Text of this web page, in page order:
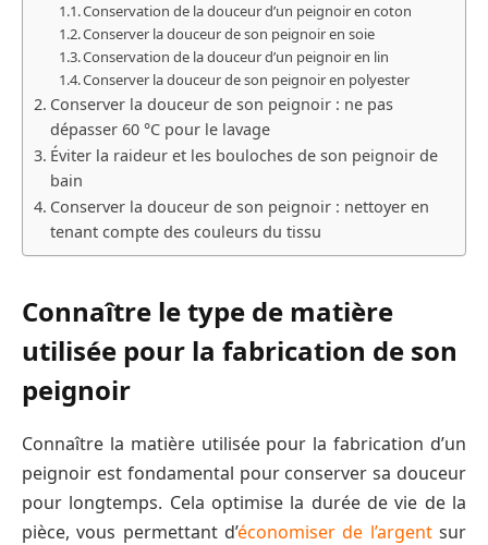
Conservation de la douceur d’un peignoir en coton
Conserver la douceur de son peignoir en soie
Conservation de la douceur d’un peignoir en lin
Conserver la douceur de son peignoir en polyester
Conserver la douceur de son peignoir : ne pas
dépasser 60 °C pour le lavage
Éviter la raideur et les bouloches de son peignoir de
bain
Conserver la douceur de son peignoir : nettoyer en
tenant compte des couleurs du tissu
Connaître le type de matière
utilisée pour la fabrication de son
peignoir
Connaître la matière utilisée pour la fabrication d’un
peignoir est fondamental pour conserver sa douceur
pour longtemps. Cela optimise la durée de vie de la
pièce, vous permettant d’économiser de l’argentsur